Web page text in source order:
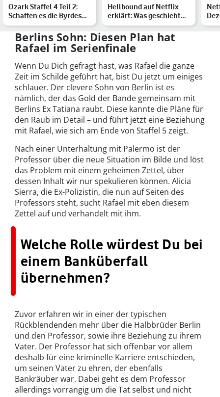
Ozark Staffel 4 Teil 2:
Schaffen es die Byrdes
nach Chicago?
Hellbound auf Netflix
erklärt: Was geschieht
am Ende mit dem Baby…
Berlins Sohn: Diesen Plan hat
Rafael im Serienfinale
Wenn Du Dich gefragt hast, was Rafael die ganze
Zeit im Schilde geführt hat, bist Du jetzt um einiges
schlauer. Der clevere Sohn von Berlin ist es
nämlich, der das Gold der Bande gemeinsam mit
Berlins Ex Tatiana raubt. Diese kannte die Pläne für
den Raub im Detail – und führt jetzt eine Beziehung
mit Rafael, wie sich am Ende von Staffel 5 zeigt.
Nach einer Unterhaltung mit Palermo ist der
Professor über die neue Situation im Bilde und löst
das Problem mit einem geheimen Zettel, über
dessen Inhalt wir nur spekulieren können. Alicia
Sierra, die Ex-Polizistin, die nun auf Seiten des
Professors steht, sucht Rafael mit eben diesem
Zettel auf und verhandelt mit ihm.
Welche Rolle würdest Du bei
einem Banküberfall
übernehmen?
Zuvor erfahren wir in einer der typischen
Rückblendenden mehr über die Halbbrüder Berlin
und den Professor, sowie ihre Beziehung zu ihrem
Vater. Der Professor hat sich offenbar vor allem
deshalb für eine kriminelle Karriere entschieden,
um seinen Vater zu ehren, der ebenfalls
Bankräuber war. Dabei geht es dem Professor
allerdings vorrangig um die Tat selbst und nicht